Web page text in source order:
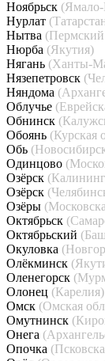
Ноябрьск
Нурлат
Нытва
Нюрба (Якутия)
Нягань (Ханты-
Нязепетровск
Няндома
Облучье
Обнинск
Обоянь (Курская
Обь
Одинцово
Озёрск
Озёрск
Озёры
Октябрьск
Октябрьский
Окуловка
Олёкминск
Оленегорск
Олонец (Карелия)
Омск (Омская
Омутнинск
Онега
Опочка